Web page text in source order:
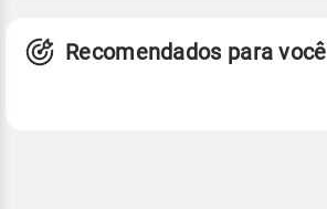
Recomendados para você